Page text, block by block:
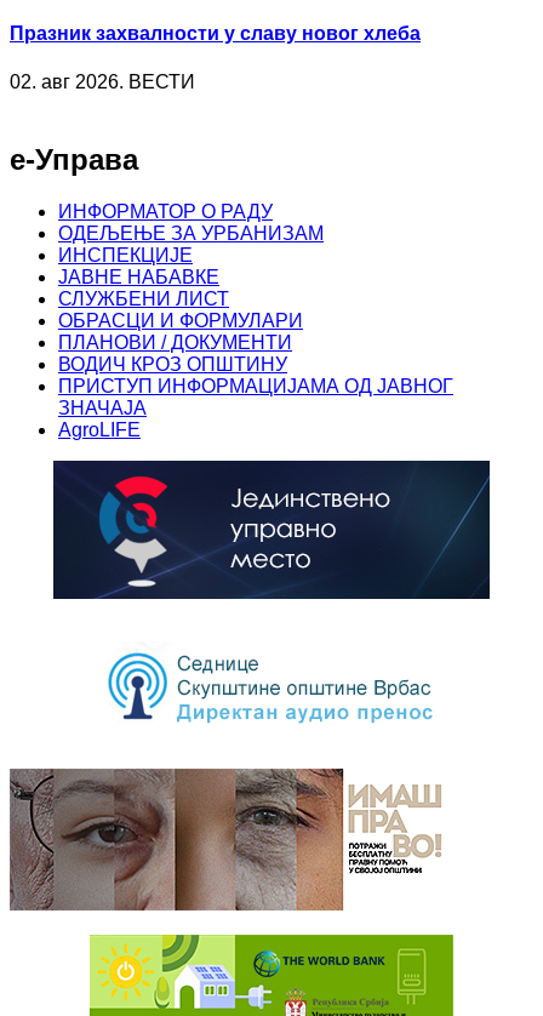
Празник захвалности у славу новог хлеба
02. авг 2026. ВЕСТИ
е-Управа
ИНФОРМАТОР О РАДУ
ОДЕЉЕЊЕ ЗА УРБАНИЗАМ
ИНСПЕКЦИЈЕ
ЈАВНЕ НАБАВКЕ
СЛУЖБЕНИ ЛИСТ
ОБРАСЦИ И ФОРМУЛАРИ
ПЛАНОВИ / ДОКУМЕНТИ
ВОДИЧ КРОЗ ОПШТИНУ
ПРИСТУП ИНФОРМАЦИЈАМА ОД ЈАВНОГ
ЗНАЧАЈА
AgroLIFE